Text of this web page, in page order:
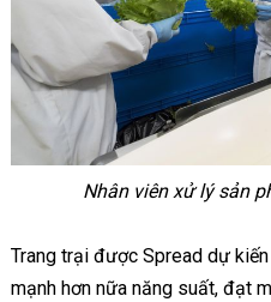
Nhân viên xử lý sản
Trang trại được Spread dự
mạnh hơn nữa năng suất, đạt